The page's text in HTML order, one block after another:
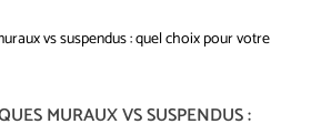
MURAUX VS SUSPENDUS :